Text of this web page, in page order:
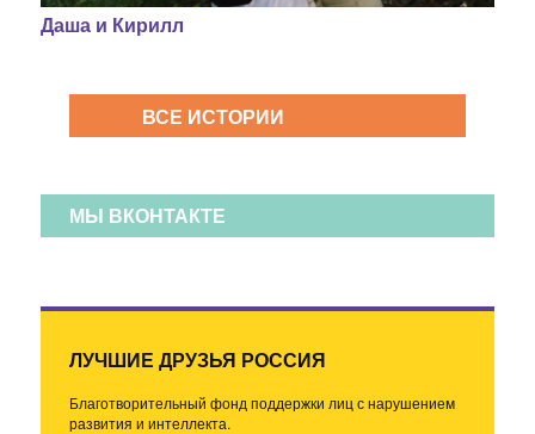
Даша и Кирилл
ВСЕ ИСТОРИИ
МЫ ВКОНТАКТЕ
ЛУЧШИЕ ДРУЗЬЯ РОССИЯ
Благотворительный фонд поддержки лиц с нарушением
развития и интеллекта.